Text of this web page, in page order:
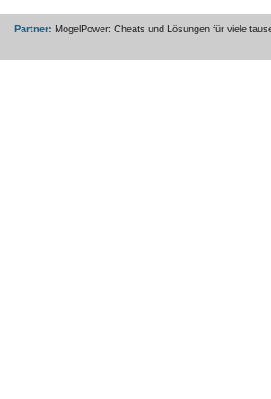
Partner: MogelPower: Cheats und Lösungen für viele